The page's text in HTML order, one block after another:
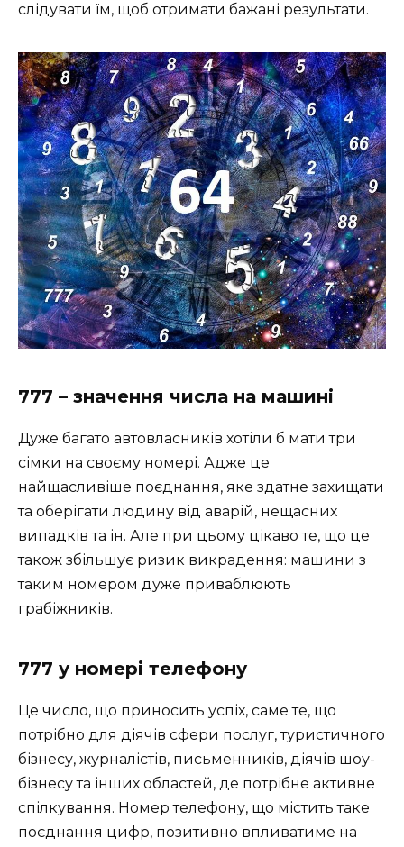
слідувати їм, щоб отримати бажані результати.
777 – значення числа на машині
Дуже багато автовласників хотіли б мати три
сімки на своєму номері. Адже це
найщасливіше поєднання, яке здатне захищати
та оберігати людину від аварій, нещасних
випадків та ін. Але при цьому цікаво те, що це
також збільшує ризик викрадення: машини з
таким номером дуже приваблюють
грабіжників.
777 у номері телефону
Це число, що приносить успіх, саме те, що
потрібно для діячів сфери послуг, туристичного
бізнесу, журналістів, письменників, діячів шоу-
бізнесу та інших областей, де потрібне активне
спілкування. Номер телефону, що містить таке
поєднання цифр, позитивно впливатиме на